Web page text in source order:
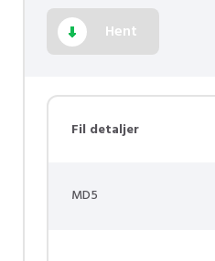
Hent
Fil detaljer
MD5